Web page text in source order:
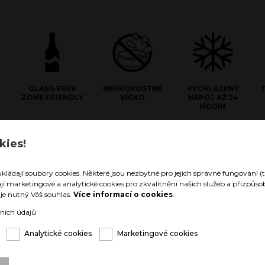
soubory cookies. Některé jsou nezbytné pro jejich správné fungování
marketingové a analytické cookies pro zkvalitnění našich služeb a
nutný Váš souhlas. Více informací o cookies.
údajů
Analytické cookies Marketingové cookies
GLASS-FREE
ZONE FRIENDLY
NEPROPUSTNÉ
VÍČKO
VYCHLAZENÝ
NÁPOJ AŽ 24
HODIN
Stainless Steel
oceli zůstanou Vaše nápoje
až 24 hodin, nebo teplé až 12
od vnitřku nádoby zůstává
změny teploty. Nehrozí tak, že
v níž nápoj držíte „umrzla,